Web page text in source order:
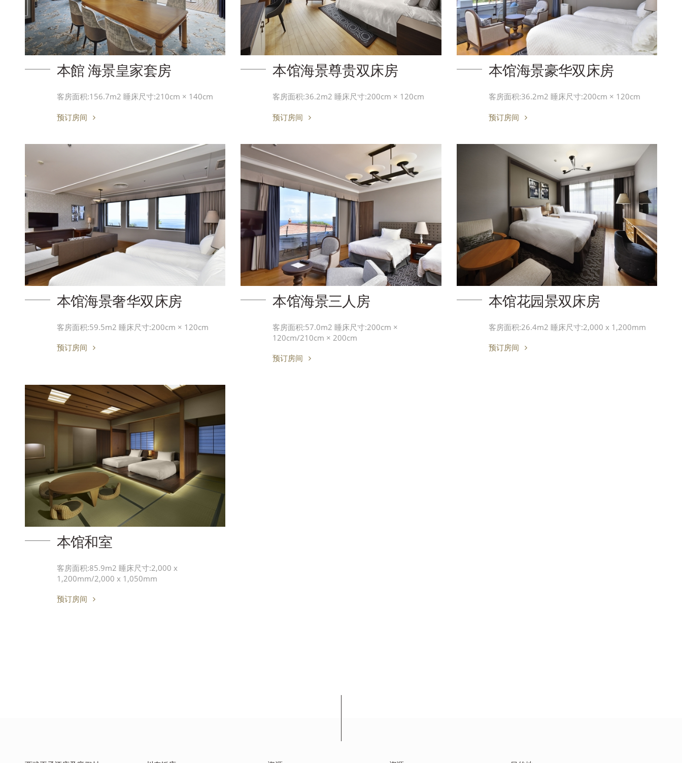
本館 海景皇家套房
客房面积:156.7m2 睡床尺寸:210cm × 140cm
预订房间
本馆海景尊贵双床房
客房面积:36.2m2 睡床尺寸:200cm × 120cm
预订房间
本馆海景豪华双床房
客房面积:36.2m2 睡床尺寸:200cm × 120cm
预订房间
本馆海景奢华双床房
客房面积:59.5m2 睡床尺寸:200cm × 120cm
预订房间
本馆海景三人房
客房面积:57.0m2 睡床尺寸:200cm ×
120cm/210cm × 200cm
预订房间
本馆花园景双床房
客房面积:26.4m2 睡床尺寸:2,000 x 1,200mm
预订房间
本馆和室
客房面积:85.9m2 睡床尺寸:2,000 x
1,200mm/2,000 x 1,050mm
预订房间